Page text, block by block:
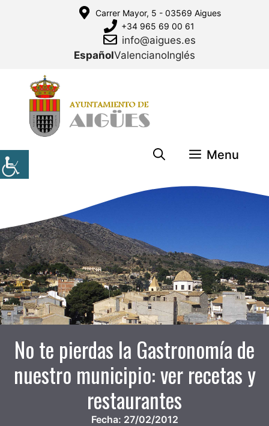
Carrer Mayor, 5 - 03569 Aigues
+34 965 69 00 61
info@aigues.es
EspañolValencianoInglés
Menu
No te pierdas la Gastronomía de
nuestro municipio: ver recetas y
restaurantes
Fecha: 27/02/2012